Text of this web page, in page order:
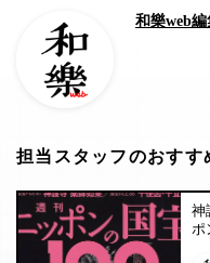
和樂web
担当スタッフのおすす
神
ポ